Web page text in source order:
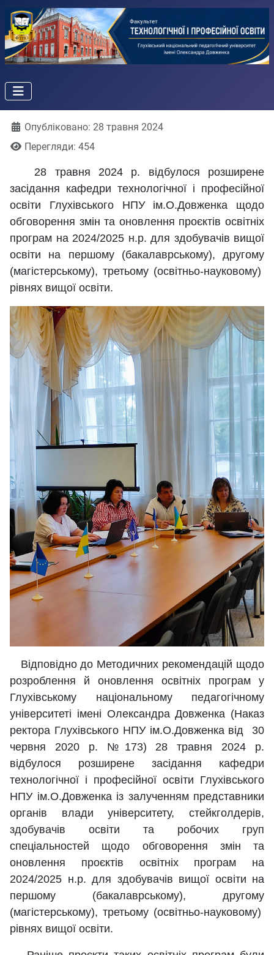
ДеталіОпубліковано: 28 травня 2024
Перегляди: 454
28 травня 2024 р. відбулося розширене
засідання кафедри технологічної і професійної
освіти Глухівського НПУ ім.О.Довженка щодо
обговорення змін та оновлення проєктів освітніх
програм на 2024/2025 н.р. для здобувачів вищої
освіти на першому (бакалаврському), другому
(магістерському), третьому (освітньо-науковому)
рівнях вищої освіти.
Відповідно до Методичних рекомендацій щодо
розроблення й оновлення освітніх програм у
Глухівському національному педагогічному
університеті імені Олександра Довженка (Наказ
ректора Глухівського НПУ ім.О.Довженка від 30
червня 2020 р. №173) 28 травня 2024 р.
відбулося розширене засідання кафедри
технологічної і професійної освіти Глухівського
НПУ ім.О.Довженка із залученням представники
органів влади університету, стейкголдерів,
здобувачів освіти та робочих груп
спеціальностей щодо обговорення змін та
оновлення проєктів освітніх програм на
2024/2025 н.р. для здобувачів вищої освіти на
першому (бакалаврському), другому
(магістерському), третьому (освітньо-науковому)
рівнях вищої освіти.